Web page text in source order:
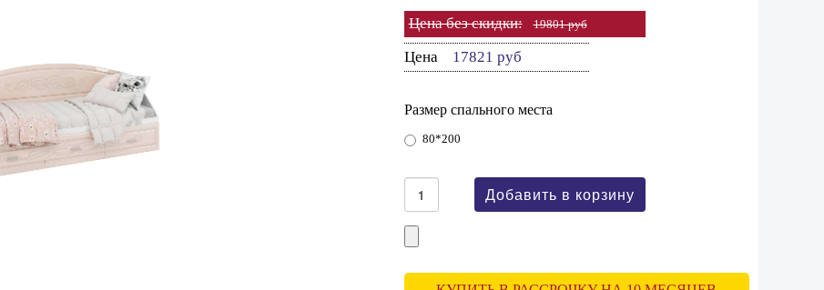
Цена без скидки: 19801 руб
Цена 17821 руб
Размер спального места
80*200